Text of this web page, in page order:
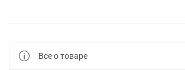
Все о товаре